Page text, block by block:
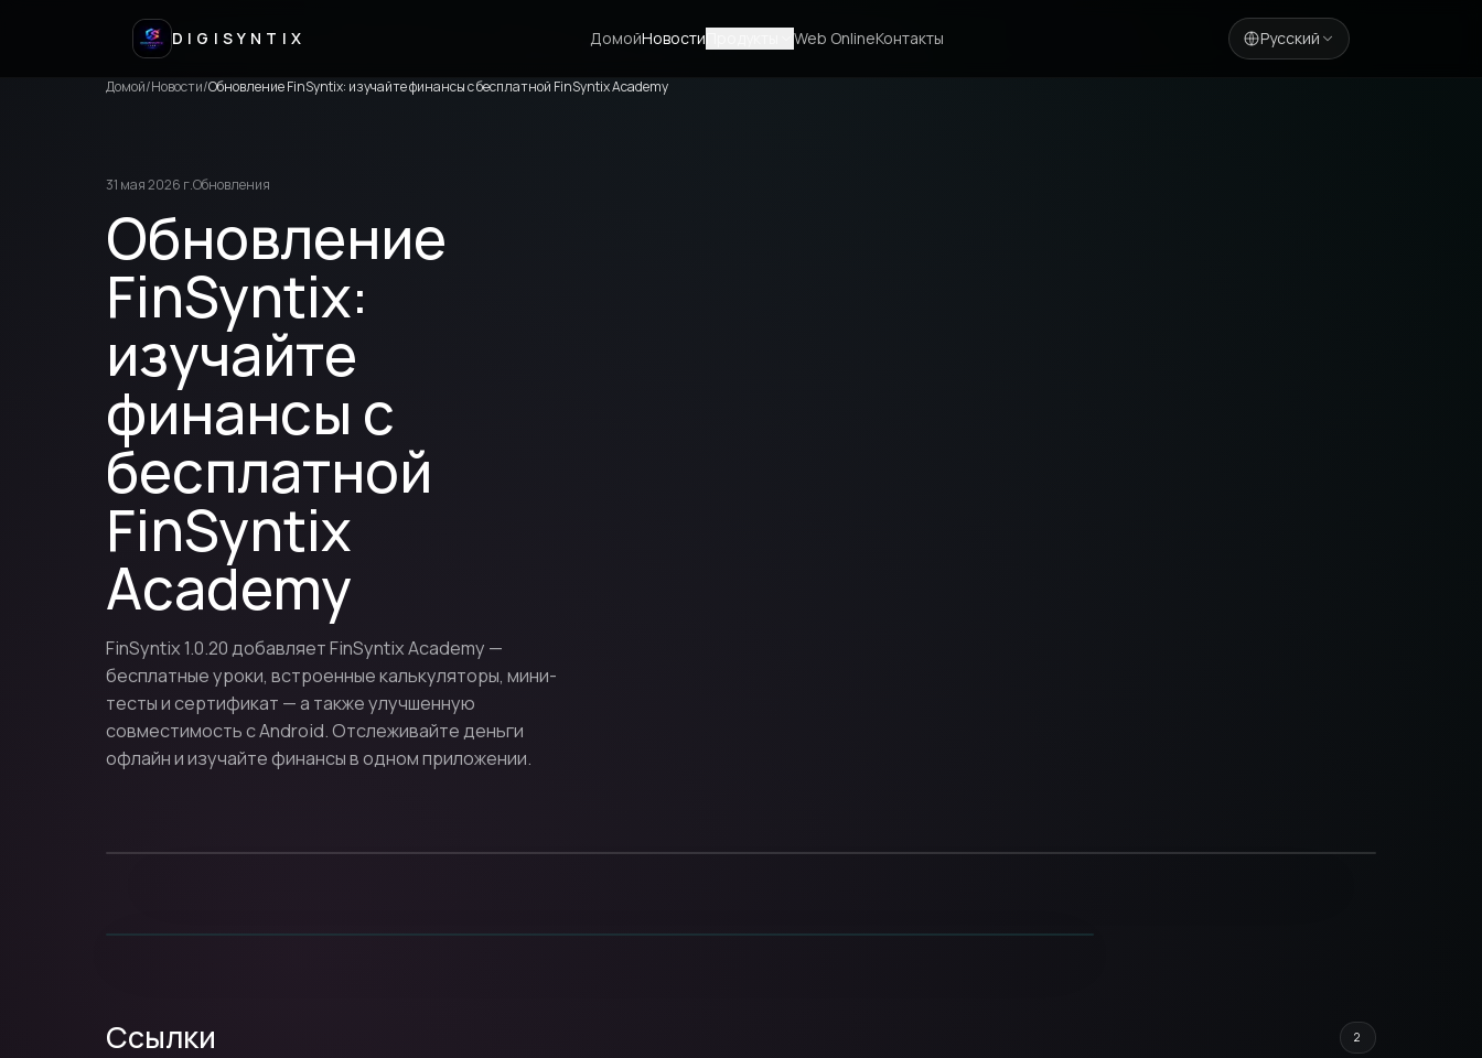
DIGISYNTIX ДомойНовости Web OnlineКонтакты Русский
Домой/Новости/Обновление FinSyntix: изучайте финансы с бесплатной FinSyntix Academy
31 мая 2026 г.Обновления
Обновление
FinSyntix:
изучайте
финансы с
бесплатной
FinSyntix
Academy
FinSyntix 1.0.20 добавляет FinSyntix Academy —
бесплатные уроки, встроенные калькуляторы, мини-
тесты и сертификат — а также улучшенную
совместимость с Android. Отслеживайте деньги
офлайн и изучайте финансы в одном приложении.
Ссылки 2